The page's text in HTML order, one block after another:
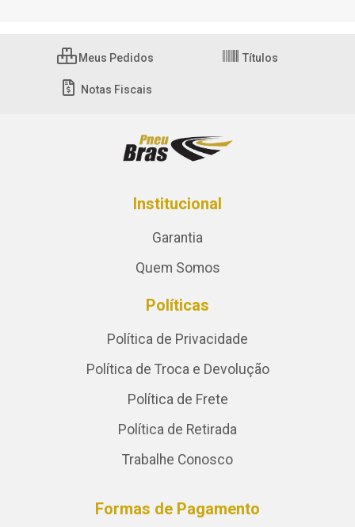
Meus Pedidos Títulos
Notas Fiscais
Institucional
Garantia
Quem Somos
Políticas
Política de Privacidade
Política de Troca e Devolução
Política de Frete
Política de Retirada
Trabalhe Conosco
Formas de Pagamento